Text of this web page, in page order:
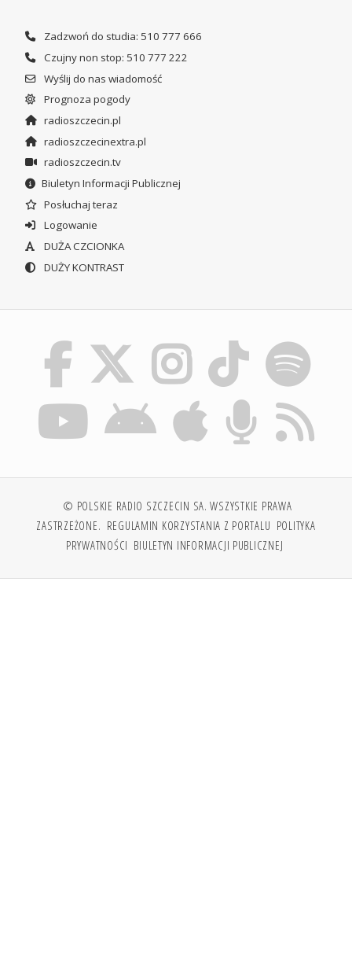
Zadzwoń do studia: 510 777 666
Czujny non stop: 510 777 222
Wyślij do nas wiadomość
Prognoza pogody
radioszczecin.pl
radioszczecinextra.pl
radioszczecin.tv
Biuletyn Informacji Publicznej
Posłuchaj teraz
Logowanie
DUŻA CZCIONKA
DUŻY KONTRAST
© POLSKIE RADIO SZCZECIN SA. WSZYSTKIE PRAWA
ZASTRZEŻONE. REGULAMIN KORZYSTANIA Z PORTALU POLITYKA
PRYWATNOŚCI BIULETYN INFORMACJI PUBLICZNEJ